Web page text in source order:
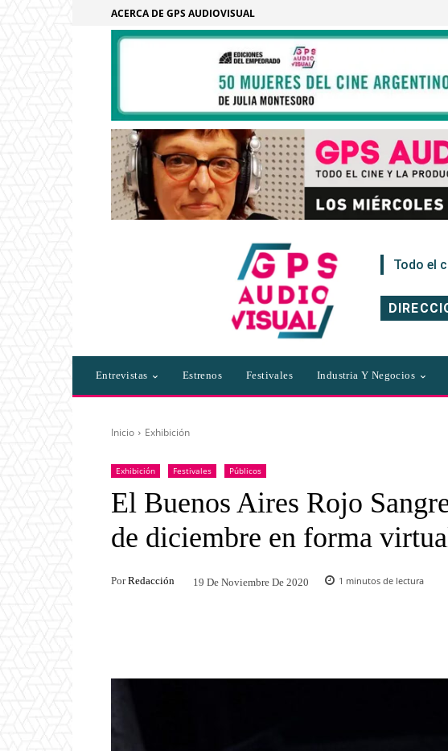
ACERCA DE GPS AUDIOVISUAL
Todo el
Entrevistas Estrenos Festivales Industria Y Negocios
Inicio Exhibición
Exhibición Festivales Públicos
El Buenos Aires Rojo
de diciembre en forma
Por Redacción 19 De Noviembre De 2020 1 minutos de lectura